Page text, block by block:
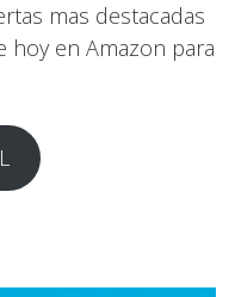
mas destacadas
hoy en Amazon para